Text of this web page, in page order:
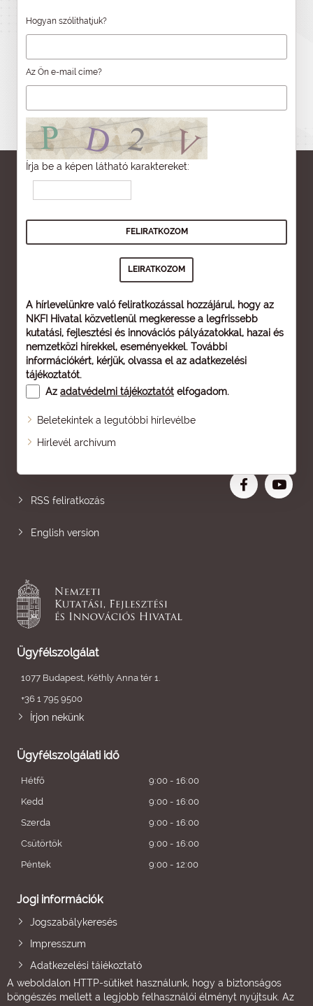
Hogyan szólíthatjuk?
Az Ön e-mail címe?
Írja be a képen látható karaktereket:
A hírlevelünkre való feliratkozással hozzájárul, hogy az
NKFI Hivatal közvetlenül megkeresse a legfrissebb
kutatási, fejlesztési és innovációs pályázatokkal, hazai és
nemzetközi hírekkel, eseményekkel. További
információkért, kérjük, olvassa el az adatkezelési
tájékoztatót.
Az adatvédelmi tájékoztatót elfogadom.
Beletekintek a legutóbbi hírlevélbe
Hírlevél archívum
Oldaltérkép
RSS feliratkozás
English version
Ügyfélszolgálat
1077 Budapest, Kéthly Anna tér 1.
+36 1 795 9500
Írjon nekünk
Ügyfélszolgálati idő
Hétfő
9:00 - 16:00
Kedd
9:00 - 16:00
Szerda
9:00 - 16:00
Csütörtök
9:00 - 16:00
Péntek
9:00 - 12:00
Jogi információk
Jogszabálykeresés
Impresszum
Adatkezelési tájékoztató
A weboldalon HTTP-sütiket használunk, hogy a biztonságos
böngészés mellett a legjobb felhasználói élményt nyújtsuk. Az